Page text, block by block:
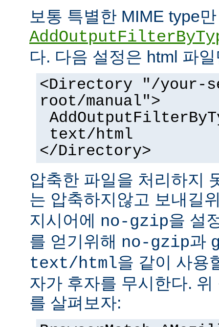
보통 특별한 MIME type
다. 다음 설정은 html 파
<Directory "/your-
root/manual">
text/html
</Directory>
압축한 파일을 처리하지
는 압축하지않고 보내길
지시어에 no-gzip을 설
를 얻기위해 no-gzip과
text/html을 같이 사용
자가 후자를 무시한다.
를 살펴보자: